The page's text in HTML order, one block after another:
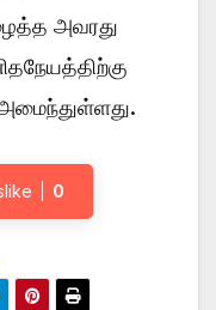
அவரது
அமைந்துள்ளது.
0